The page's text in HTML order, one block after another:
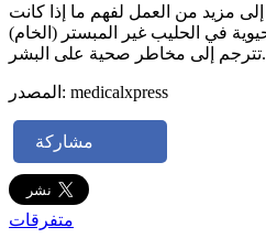
مزيد من العمل لفهم ما إذا كانت
في الحليب غير المبستر (الخام)
تترجم إلى مخاطر صحية على البشر.
المصدر: medicalxpress
مشاركة
متفرقات